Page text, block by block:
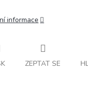
informace
ZEPTAT SE